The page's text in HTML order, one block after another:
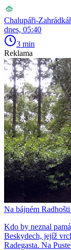
Chalupáři-
dnes, 05:40
3 min
Reklama
Na bájném
Kdo by neznal
Beskydech, jejíž
Radegasta. Na